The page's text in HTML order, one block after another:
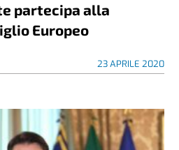
partecipa alla
Europeo
23 APRILE 2020